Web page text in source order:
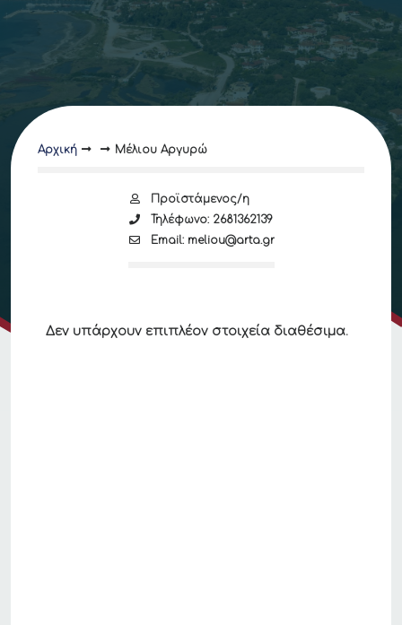
Αρχική Μέλιου Αργυρώ
Προϊστάμενος/η
Τηλέφωνο: 2681362139
Email: meliou@arta.gr
Δεν υπάρχουν επιπλέον στοιχεία διαθέσιμα.